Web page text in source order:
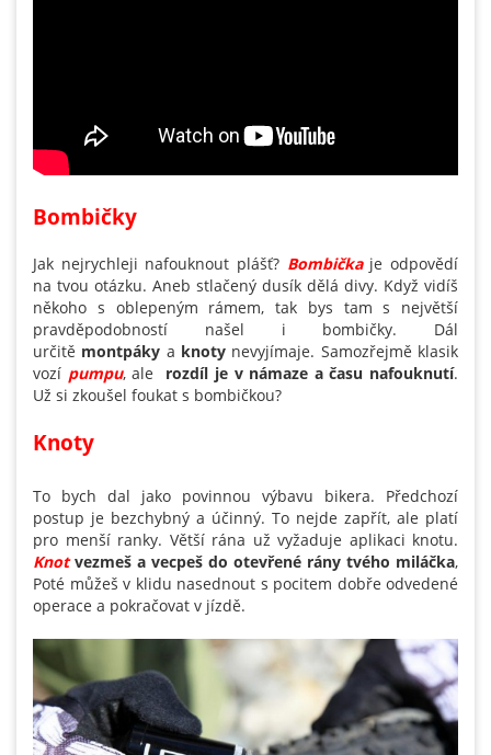
Bombičky
Jak nejrychleji nafouknout plášť? Bombička je odpovědí
na tvou otázku. Aneb stlačený dusík dělá divy. Když vidíš
někoho s oblepeným rámem, tak bys tam s největší
pravděpodobností našel i bombičky. Dál
určitě montpáky a knoty nevyjímaje. Samozřejmě klasik
vozí pumpu, ale rozdíl je v námaze a času nafouknutí.
Už si zkoušel foukat s bombičkou?
Knoty
To bych dal jako povinnou výbavu bikera. Předchozí
postup je bezchybný a účinný. To nejde zapřít, ale platí
pro menší ranky. Větší rána už vyžaduje aplikaci knotu.
Knot vezmeš a vecpeš do otevřené rány tvého miláčka,
Poté můžeš v klidu nasednout s pocitem dobře odvedené
operace a pokračovat v jízdě.